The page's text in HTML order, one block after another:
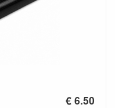
€ 6.50